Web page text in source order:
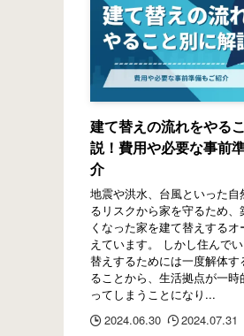
建て替えの流れをやる
説！費用や必要な事前
介
地震や洪水、台風といった自
るリスクから家を守るため、
くなった家を建て替えする
えています。 しかし住んで
替えするためには一度解体す
ることから、生活拠点が一時
ってしまうことになり...
2024.06.30
2024.07.31